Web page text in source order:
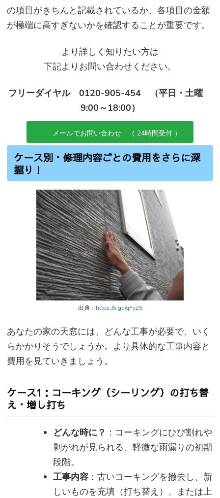
の項目がきちんと記載されているか、各項目の金額
が極端に高すぎないかを確認することが重要です。
より詳しく知りたい方は
下記よりお問い合わせください。
フリーダイヤル 0120-905-454 （平日・土曜
9:00～18:00）
メールでお問い合わせ （ 24時間受付 ）
ケース別・修理内容ごとの費用をさらに深
掘り！
出典： https://x.gd/qFyZ5
あなたの家の天窓には、どんな工事が必要で、いく
らかかりそうでしょうか。より具体的な工事内容と
費用を見ていきましょう。
ケース1：コーキング（シーリング）の打ち替
え・増し打ち
どんな時に？ ：コーキングにひび割れや
剥がれが見られる、軽微な雨漏りの初期
段階。
工事内容 ：古いコーキングを撤去し、新
しいものを充填（打ち替え）、または上